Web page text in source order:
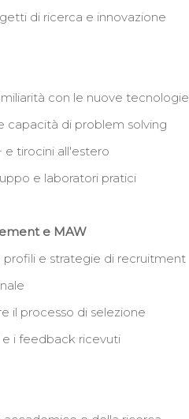
di ricerca e innovazione
con le nuove tecnologie
di problem solving
e tirocini all'estero
e laboratori pratici
e MAW
e strategie di recruitment
il processo di selezione
i feedback ricevuti